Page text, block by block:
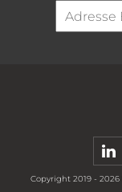
Copyright 2019 - 2026